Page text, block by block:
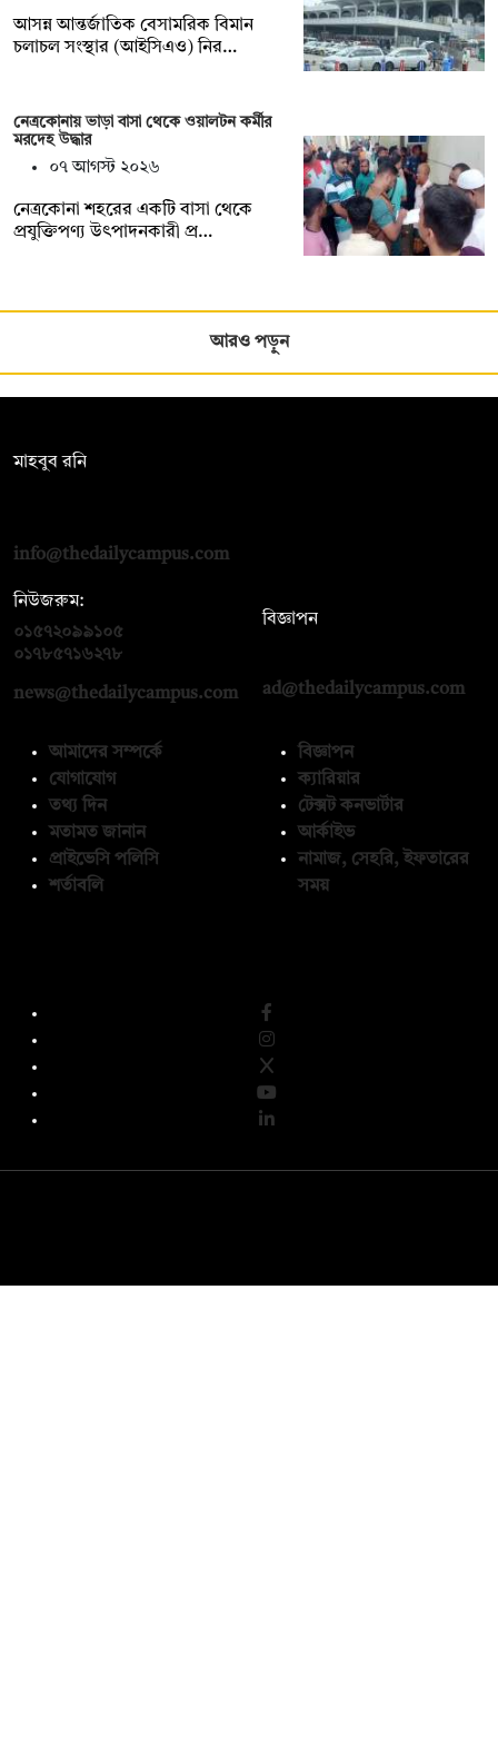
আসন্ন আন্তর্জাতিক বেসামরিক বিমান
চলাচল সংস্থার (আইসিএও) নির…
নেত্রকোনায় ভাড়া বাসা থেকে ওয়ালটন কর্মীর
মরদেহ উদ্ধার
০৭ আগস্ট ২০২৬
নেত্রকোনা শহরের একটি বাসা থেকে
প্রযুক্তিপণ্য উৎপাদনকারী প্র…
আরও পড়ুন
মাহবুব রনি
info@thedailycampus.com
নিউজরুম:
০১৫৭২০৯৯১০৫
০১৭৮৫৭১৬২৭৮
news@thedailycampus.com
বিজ্ঞাপন
ad@thedailycampus.com
আমাদের সম্পর্কে
যোগাযোগ
তথ্য দিন
মতামত জানান
প্রাইভেসি পলিসি
শর্তাবলি
বিজ্ঞাপন
ক্যারিয়ার
টেক্সট কনভার্টার
আর্কাইভ
নামাজ, সেহরি, ইফতারের
সময়